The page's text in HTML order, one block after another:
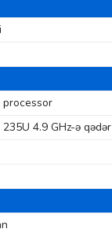
4.9 GHz-ə qədər